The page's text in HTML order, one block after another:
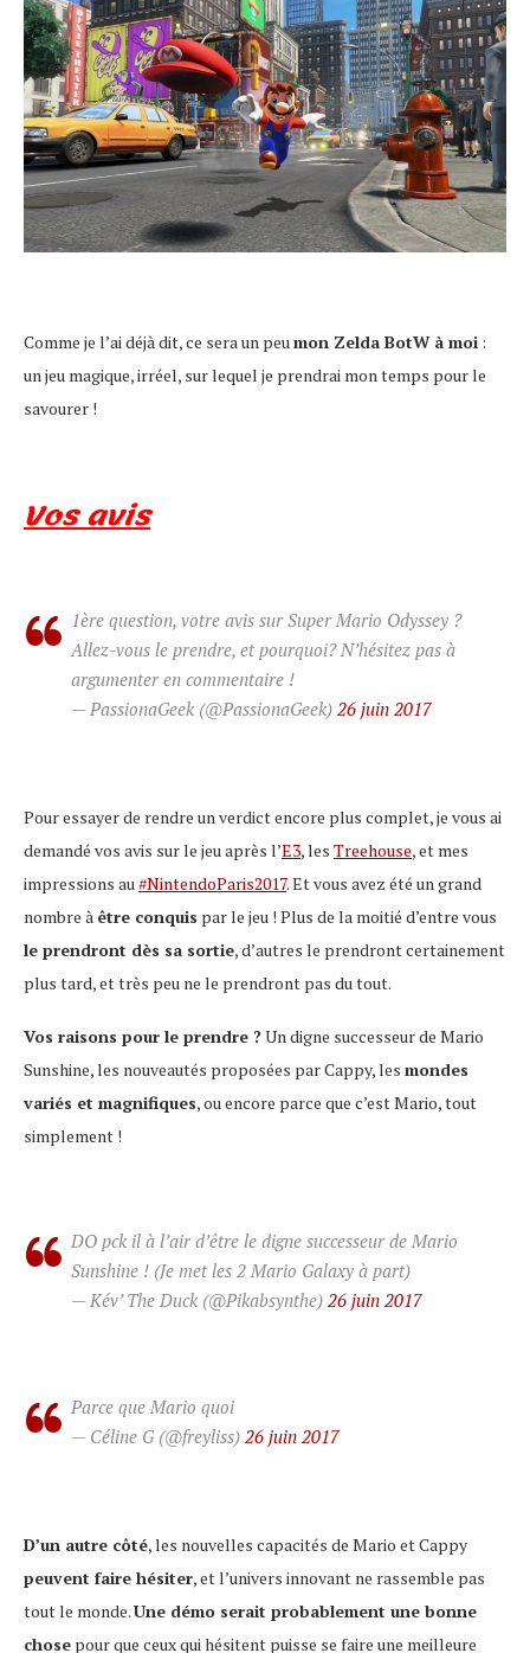
Comme je l’ai déjà dit, ce sera un peumon Zelda BotW à moi :
un jeu magique, irréel, sur lequel je prendrai mon temps pour le
savourer !
Vos avis
1ère question, votre avis sur Super Mario Odyssey ?
Allez-vous le prendre, et pourquoi? N’hésitez pas à
argumenter en commentaire !
— PassionaGeek (@PassionaGeek) 26 juin 2017
Pour essayer de rendre un verdict encore plus complet, je vous ai
demandé vos avis sur le jeu après l’E3, les Treehouse, et mes
impressions au#NintendoParis2017. Et vous avez été un grand
nombre à être conquis par le jeu ! Plus de la moitié d’entre vous
le prendront dès sa sortie, d’autres le prendront certainement
plus tard, et très peu ne le prendront pas du tout.
Vos raisons pour le prendre ? Un digne successeur de Mario
Sunshine, les nouveautés proposées par Cappy, les mondes
variés et magnifiques, ou encore parce que c’est Mario, tout
simplement !
DO pck il à l’air d’être le digne successeur de Mario
Sunshine ! (Je met les 2 Mario Galaxy à part)
— Kév’ The Duck (@Pikabsynthe) 26 juin 2017
Parce que Mario quoi
— Céline G (@freyliss) 26 juin 2017
D’un autre côté, les nouvelles capacités de Mario et Cappy
peuvent faire hésiter, et l’univers innovant ne rassemble pas
tout le monde.Une démo serait probablement une bonne
chose pour que ceux qui hésitent puisse se faire une meilleure